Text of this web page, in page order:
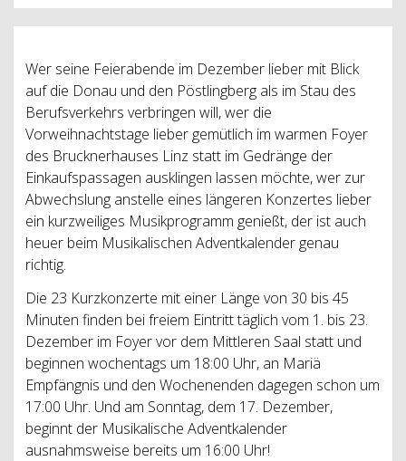
Wer seine Feierabende im Dezember lieber mit Blick
auf die Donau und den Pöstlingberg als im Stau des
Berufsverkehrs verbringen will, wer die
Vorweihnachtstage lieber gemütlich im warmen Foyer
des Brucknerhauses Linz statt im Gedränge der
Einkaufspassagen ausklingen lassen möchte, wer zur
Abwechslung anstelle eines längeren Konzertes lieber
ein kurzweiliges Musikprogramm genießt, der ist auch
heuer beim Musikalischen Adventkalender genau
richtig.
Die 23 Kurzkonzerte mit einer Länge von 30 bis 45
Minuten finden bei freiem Eintritt täglich vom 1. bis 23.
Dezember im Foyer vor dem Mittleren Saal statt und
beginnen wochentags um 18:00 Uhr, an Mariä
Empfängnis und den Wochenenden dagegen schon um
17:00 Uhr. Und am Sonntag, dem 17. Dezember,
beginnt der Musikalische Adventkalender
ausnahmsweise bereits um 16:00 Uhr!